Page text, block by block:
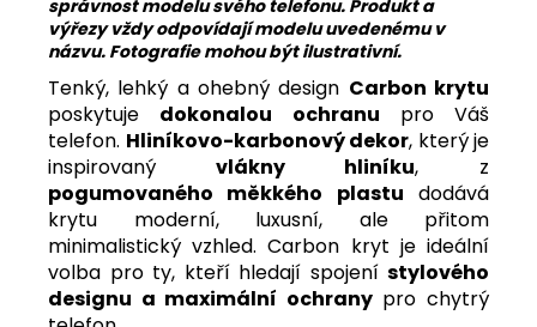
správnost modelu svého telefonu. Produkt a
výřezy vždy odpovídají modelu uvedenému v
názvu. Fotografie mohou být ilustrativní.
Tenký, lehký a ohebný design Carbon krytu
poskytuje dokonalou ochranu pro Váš
telefon. Hliníkovo-karbonový dekor, který je
inspirovaný vlákny hliníku, z
pogumovaného měkkého plastu dodává
krytu moderní, luxusní, ale přitom
minimalistický vzhled. Carbon kryt je ideální
volba pro ty, kteří hledají spojení stylového
designu a maximální ochranypro chytrý